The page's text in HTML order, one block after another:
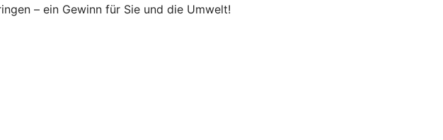
– ein Gewinn für Sie und die Umwelt!